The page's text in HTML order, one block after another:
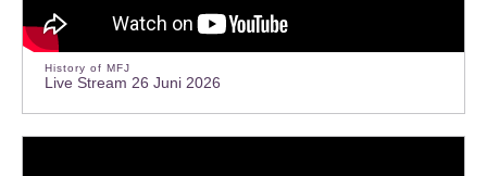
History of MFJ
Live Stream 26 Juni 2026